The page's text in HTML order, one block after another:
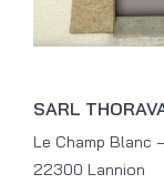
SARL
Le Champ Blanc
22300 Lannion